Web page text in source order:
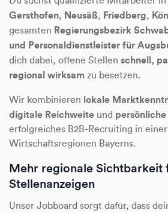
Gersthofen, Neusäß, Friedberg,
gesamten Regierungsbezirk
und Personaldienstleister für
dich dabei, offene Stellen schnell,
regional wirksam zu besetzen.
Wir kombinieren lokale
digitale Reichweite und
erfolgreiches B2B-Recruiting in
Wirtschaftsregionen Bayerns.
Mehr regionale Sichtbarkeit
Stellenanzeigen
Unser Jobboard sorgt dafür, dass